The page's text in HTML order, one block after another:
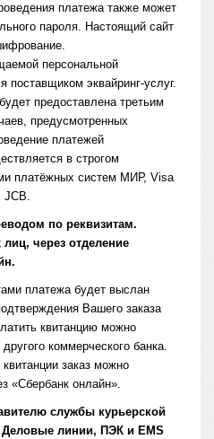
платежа также может
пароля. Настоящий сайт
персональной
поставщиком эквайринг-услуг.
предоставлена третьим
предусмотренных
платежей
в строгом
платёжных систем МИР, Visa
JCB.
по реквизитам.
через отделение
платежа будет выслан
Вашего заказа
квитанцию можно
коммерческого банка.
заказ можно
«Сбербанк онлайн».
службы курьерской
линии, ПЭК и EMS